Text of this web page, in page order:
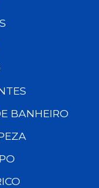
BANHEIRO